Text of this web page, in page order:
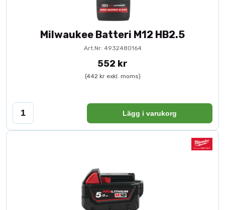
Milwaukee Batteri M12 HB2.5
Art.Nr: 4932480164
552 kr
(442 kr exkl. moms)
Lägg i varukorg